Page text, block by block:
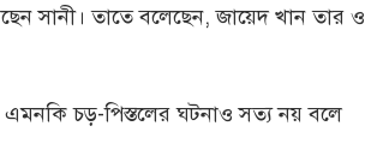
সানী। তাতে বলেছেন, জায়েদ খান তার ও
চড়-পিস্তলের ঘটনাও সত্য নয় বলে